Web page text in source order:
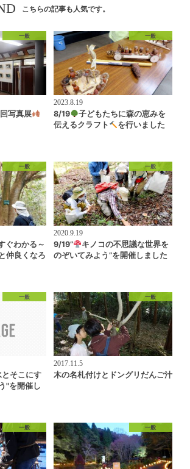
こちらの記事も人気です。
一般
写真展
一般
2023.8.19
8/19
子どもたちに森の恵みを
伝えるクラフト
を行いました
一般
ぐわかる～
仲良くなろ
一般
2020.9.19
9/19”
キノコの不思議な世界を
のぞいてみよう”を開催しました
一般
そこにす
"を開催し
一般
2017.11.5
木の名札付けとドングリだんご汁
一般 一般